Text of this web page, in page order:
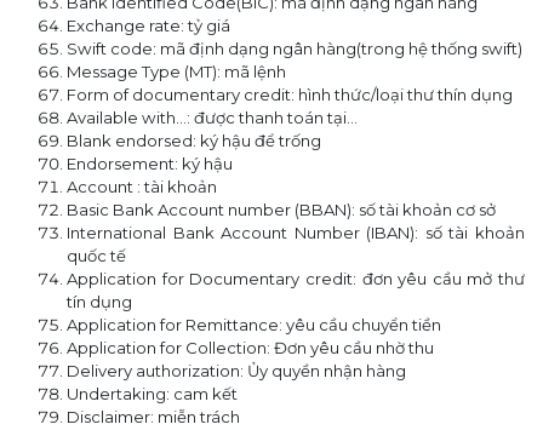
Exchange rate: tỷ giá
Swift code: mã định dạng ngân hàng(trong hệ thống swift)
Message Type (MT): mã lệnh
Form of documentary credit: hình thức/loại thư thín dụng
Available with…: được thanh toán tại…
Blank endorsed: ký hậu để trống
Endorsement: ký hậu
Account : tài khoản
Basic Bank Account number (BBAN): số tài khoản cơ sở
International Bank Account Number (IBAN): số tài khoản
quốc tế
Application for Documentary credit: đơn yêu cầu mở thư
tín dụng
Application for Remittance: yêu cầu chuyển tiền
Application for Collection: Đơn yêu cầu nhờ thu
Delivery authorization: Ủy quyền nhận hàng
Undertaking: cam kết
Disclaimer: miễn trách